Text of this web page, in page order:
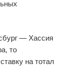
— Хассия
то
на тотал